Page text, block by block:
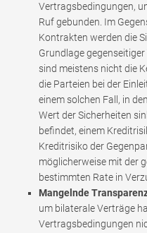
Vertragsbedingungen,
Ruf gebunden. Im
Kontrakten werden die
Grundlage
sind meistens nicht die
die Parteien bei der
einem solchen Fall, in
Wert der Sicherheiten
befindet, einem
Kreditrisiko der
möglicherweise mit der
bestimmten Rate in
Mangelnde
um bilaterale Verträge
Vertragsbedingungen